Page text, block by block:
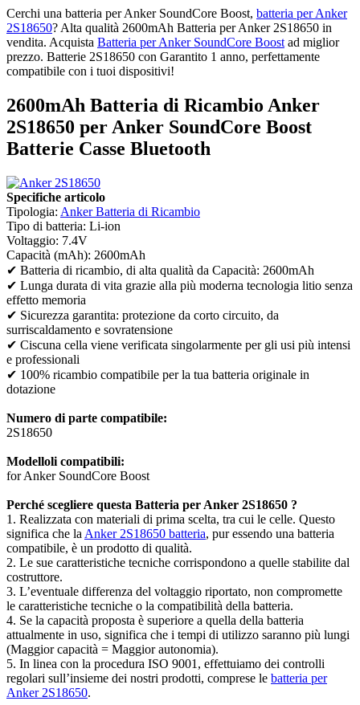
Cerchi una batteria per Anker SoundCore Boost, batteria per Anker
2S18650? Alta qualità 2600mAh Batteria per Anker 2S18650 in
vendita. Acquista Batteria per Anker SoundCore Boost ad miglior
prezzo. Batterie 2S18650 con Garantito 1 anno, perfettamente
compatibile con i tuoi dispositivi!
2600mAh Batteria di Ricambio Anker
2S18650 per Anker SoundCore Boost
Batterie Casse Bluetooth
Specifiche articolo
Tipologia: Anker Batteria di Ricambio
Tipo di batteria: Li-ion
Voltaggio: 7.4V
Capacità (mAh): 2600mAh
✔ Batteria di ricambio, di alta qualità da Capacità: 2600mAh
✔ Lunga durata di vita grazie alla più moderna tecnologia litio senza
effetto memoria
✔ Sicurezza garantita: protezione da corto circuito, da
surriscaldamento e sovratensione
✔ Ciscuna cella viene verificata singolarmente per gli usi più intensi
e professionali
✔ 100% ricambio compatibile per la tua batteria originale in
dotazione
Numero di parte compatibile:
2S18650
Modelloli compatibili:
for Anker SoundCore Boost
Perché scegliere questa Batteria per Anker 2S18650 ?
1. Realizzata con materiali di prima scelta, tra cui le celle. Questo
significa che la Anker 2S18650 batteria, pur essendo una batteria
compatibile, è un prodotto di qualità.
2. Le sue caratteristiche tecniche corrispondono a quelle stabilite dal
costruttore.
3. L’eventuale differenza del voltaggio riportato, non compromette
le caratteristiche tecniche o la compatibilità della batteria.
4. Se la capacità proposta è superiore a quella della batteria
attualmente in uso, significa che i tempi di utilizzo saranno più lungi
(Maggior capacità = Maggior autonomia).
5. In linea con la procedura ISO 9001, effettuiamo dei controlli
regolari sull’insieme dei nostri prodotti, comprese le batteria per
Anker 2S18650.